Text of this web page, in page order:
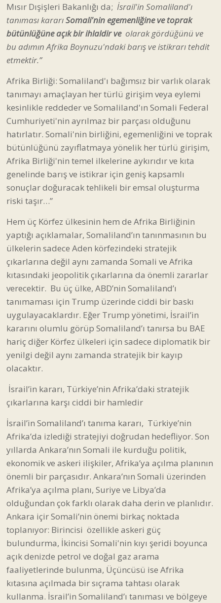
Mısır Dışişleri Bakanlığı da; İsrail'in Somaliland'ı
tanıması kararıSomali'nin egemenliğine ve toprak
bütünlüğüne açık bir ihlaldir ve olarak gördüğünü ve
bu adımın Afrika Boynuzu'ndaki barış ve istikrarı tehdit
etmektir.”
Afrika Birliği: Somaliland'ı bağımsız bir varlık olarak
tanımayı amaçlayan her türlü girişim veya eylemi
kesinlikle reddeder ve Somaliland'ın Somali Federal
Cumhuriyeti'nin ayrılmaz bir parçası olduğunu
hatırlatır. Somali'nin birliğini, egemenliğini ve toprak
bütünlüğünü zayıflatmaya yönelik her türlü girişim,
Afrika Birliği'nin temel ilkelerine aykırıdır ve kıta
genelinde barış ve istikrar için geniş kapsamlı
sonuçlar doğuracak tehlikeli bir emsal oluşturma
riski taşır…”
Hem üç Körfez ülkesinin hem de Afrika Birliğinin
yaptığı açıklamalar, Somaliland’ın tanınmasının bu
ülkelerin sadece Aden körfezindeki stratejik
çıkarlarına değil aynı zamanda Somali ve Afrika
kıtasındaki jeopolitik çıkarlarına da önemli zararlar
verecektir. Bu üç ülke, ABD’nin Somaliland’ı
tanımaması için Trump üzerinde ciddi bir baskı
uygulayacaklardır. Eğer Trump yönetimi, İsrail’in
kararını olumlu görüp Somaliland’ı tanırsa bu BAE
hariç diğer Körfez ülkeleri için sadece diplomatik bir
yenilgi değil aynı zamanda stratejik bir kayıp
olacaktır.
İsrail’in kararı, Türkiye’nin Afrika’daki stratejik
çıkarlarına karşı ciddi bir hamledir
İsrail’in Somaliland’ı tanıma kararı, Türkiye’nin
Afrika’da izlediği stratejiyi doğrudan hedefliyor. Son
yıllarda Ankara’nın Somali ile kurduğu politik,
ekonomik ve askeri ilişkiler, Afrika’ya açılma planının
önemli bir parçasıdır. Ankara’nın Somali üzerinden
Afrika’ya açılma planı, Suriye ve Libya’da
olduğundan çok farklı olarak daha derin ve planlıdır.
Ankara içir Somali’nin önemi birkaç noktada
toplanıyor: Birincisi özellikle askeri güç
bulundurma, İkincisi Somali'nin kıyı şeridi boyunca
açık denizde petrol ve doğal gaz arama
faaliyetlerinde bulunma, Üçüncüsü ise Afrika
kıtasına açılmada bir sıçrama tahtası olarak
kullanma. İsrail’in Somaliland’ı tanıması ve bölgeye